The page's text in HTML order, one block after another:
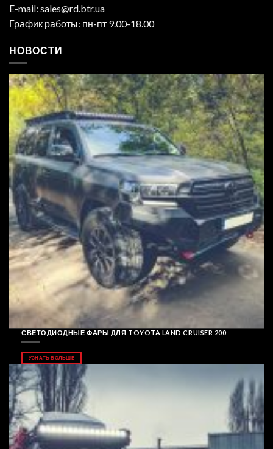
E-mail: sales@rd.btr.ua
График работы: пн-пт 9.00-18.00
НОВОСТИ
СВЕТОДИОДНЫЕ ФАРЫ ДЛЯ TOYOTA LAND CRUISER 200
УЗНАТЬ БОЛЬШЕ